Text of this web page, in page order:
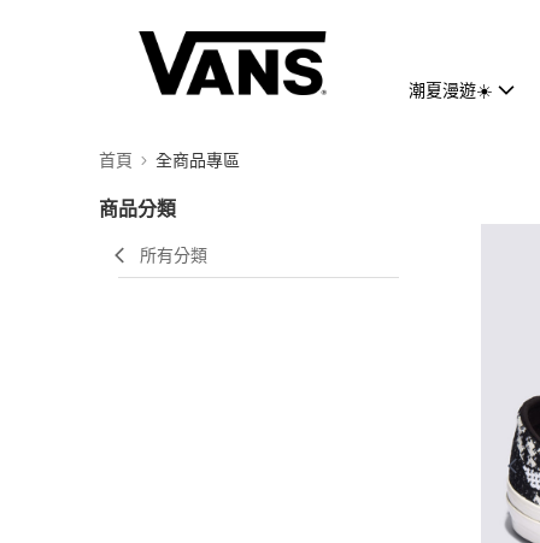
潮夏漫遊☀️
首頁 全商品專區
商品分類
所有分類